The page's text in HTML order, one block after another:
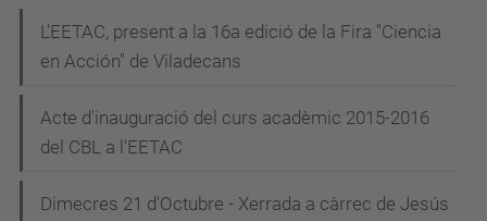
L'EETAC, present a la 16a edició de la Fira "Ciencia
en Acción" de Viladecans
Acte d'inauguració del curs acadèmic 2015-2016
del CBL a l'EETAC
Dimecres 21 d'Octubre - Xerrada a càrrec de Jesús